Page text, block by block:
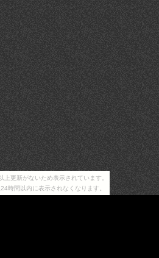
上更新がないため表示されています。
時間以内に表示されなくなります。